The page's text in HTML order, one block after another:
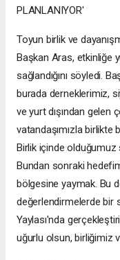
PLANLANIYOR'
Toyun birlik ve
Başkan Aras, etkinliğe
sağlandığını söyledi.
burada derneklerimiz,
ve yurt dışından gelen
vatandaşımızla birlikte
Birlik içinde olduğumuz
Bundan sonraki
bölgesine yaymak. Bu
değerlendirmelerde bir
Yaylası'nda
uğurlu olsun, birliğimiz